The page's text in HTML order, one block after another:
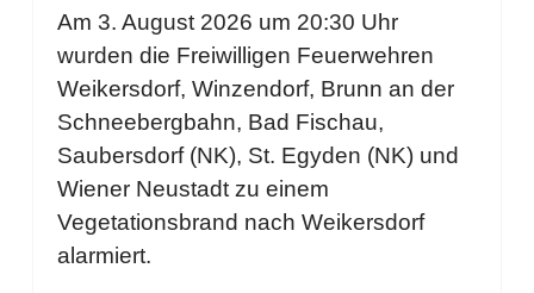
Am 3. August 2026 um 20:30 Uhr
wurden die Freiwilligen Feuerwehren
Weikersdorf, Winzendorf, Brunn an der
Schneebergbahn, Bad Fischau,
Saubersdorf (NK), St. Egyden (NK) und
Wiener Neustadt zu einem
Vegetationsbrand nach Weikersdorf
alarmiert.